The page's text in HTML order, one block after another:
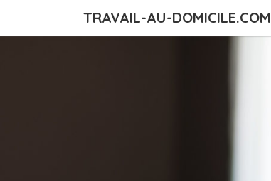
TRAVAIL-AU-DOMICILE.COM